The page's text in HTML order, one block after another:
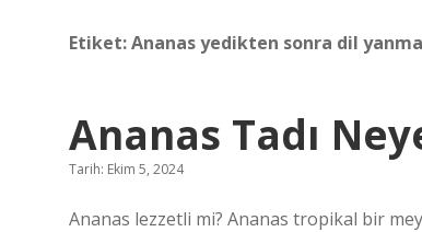
Etiket:Ananas yedikten sonra dil
Ananas Tadı
Tarih: Ekim 5, 2024
Ananas lezzetli mi? Ananas tropikal bir